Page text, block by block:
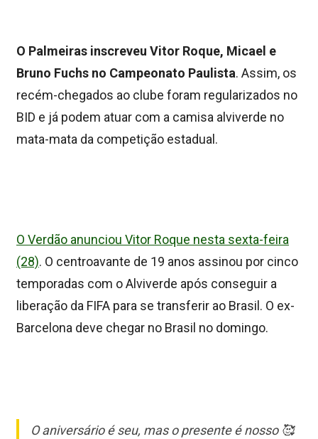
O Palmeiras inscreveu Vitor Roque, Micael e
Bruno Fuchs no Campeonato Paulista. Assim, os
recém-chegados ao clube foram regularizados no
BID e já podem atuar com a camisa alviverde no
mata-mata da competição estadual.
O Verdão anunciou Vitor Roque nesta sexta-feira
(28). O centroavante de 19 anos assinou por cinco
temporadas com o Alviverde após conseguir a
liberação da FIFA para se transferir ao Brasil. O ex-
Barcelona deve chegar no Brasil no domingo.
O aniversário é seu, mas o presente é nosso 🥰